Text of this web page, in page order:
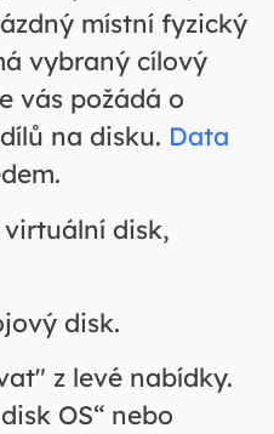
místní fyzický
vybraný cílový
vás požádá o
na disku. Data
disk,
disk.
z levé nabídky.
OS“ nebo